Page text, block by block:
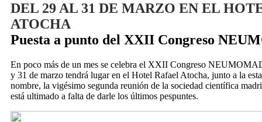
DEL 29 AL 31 DE MARZO EN EL
ATOCHA
Puesta a punto del XXII Congreso
En poco más de un mes se celebra el XXII Congreso
y 31 de marzo tendrá lugar en el Hotel Rafael Atocha, junto a la
nombre, la vigésimo segunda reunión de la sociedad científica
está ultimado a falta de darle los últimos pespuntes.